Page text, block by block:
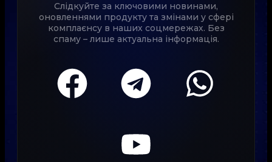
Слідкуйте за ключовими новинами,
оновленнями продукту та змінами у сфері
комплаєнсу в наших соцмережах. Без
спаму – лише актуальна інформація.